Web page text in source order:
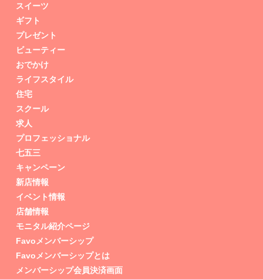
スイーツ
ギフト
プレゼント
ビューティー
おでかけ
ライフスタイル
住宅
スクール
求人
プロフェッショナル
七五三
キャンペーン
新店情報
イベント情報
店舗情報
モニタル紹介ページ
Favoメンバーシップ
Favoメンバーシップとは
メンバーシップ会員決済画面